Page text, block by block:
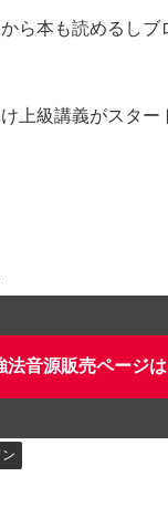
ら本も読めるしブ
上級講義がスター
法音源販売ページ